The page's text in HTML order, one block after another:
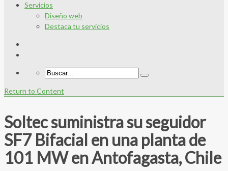
Servicios
Diseño web
Destaca tu servicios
Return to Content
Soltec suministra su seguidor
SF7 Bifacial en una planta de
101 MW en Antofagasta, Chile